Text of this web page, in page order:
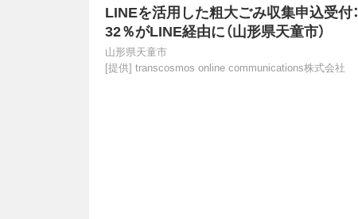
LINEを活用した粗大ごみ収集申込受付：
32％がLINE経由に（山形県天童市）
山形県天童市
[提供] transcosmos online communications株式会社